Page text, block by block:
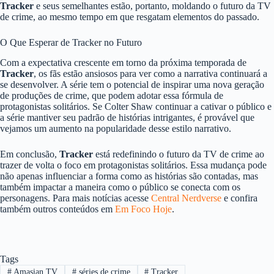
Tracker e seus semelhantes estão, portanto, moldando o futuro da TV
de crime, ao mesmo tempo em que resgatam elementos do passado.
O Que Esperar de Tracker no Futuro
Com a expectativa crescente em torno da próxima temporada de
Tracker, os fãs estão ansiosos para ver como a narrativa continuará a
se desenvolver. A série tem o potencial de inspirar uma nova geração
de produções de crime, que podem adotar essa fórmula de
protagonistas solitários. Se Colter Shaw continuar a cativar o público e
a série mantiver seu padrão de histórias intrigantes, é provável que
vejamos um aumento na popularidade desse estilo narrativo.
Em conclusão, Tracker está redefinindo o futuro da TV de crime ao
trazer de volta o foco em protagonistas solitários. Essa mudança pode
não apenas influenciar a forma como as histórias são contadas, mas
também impactar a maneira como o público se conecta com os
personagens. Para mais notícias acesse Central Nerdverse e confira
também outros conteúdos em Em Foco Hoje.
Tags
#Amasian TV #séries de crime # Tracker